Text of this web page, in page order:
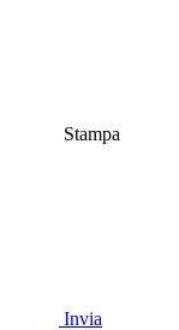
Stampa
Invia